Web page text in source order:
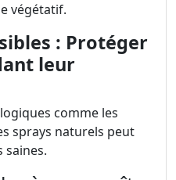
végétatif.
: Protéger
leur
comme les
sprays naturels peut
saines.